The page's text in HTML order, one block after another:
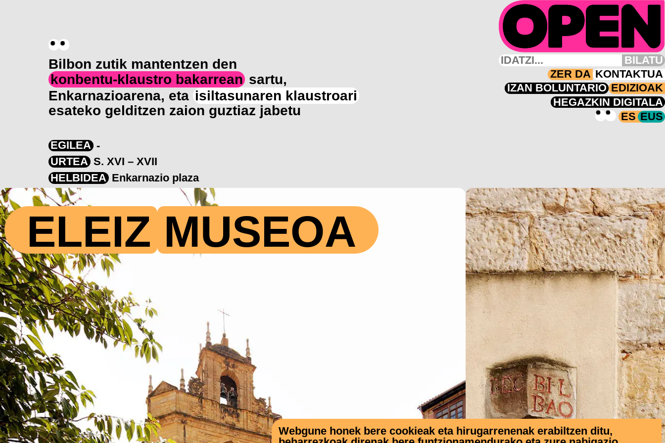
BILATU
ZER DA KONTAKTUA
IZAN BOLUNTARIO EDIZIOAK
HEGAZKIN DIGITALA
ES EUS
Bilbon zutik mantentzen den
konbentu-klaustro bakarrean sartu,
Enkarnazioarena, eta isiltasunaren klaustroari
esateko gelditzen zaion guztiaz jabetu
EGILEA-
URTEAS. XVI – XVII
HELBIDEAEnkarnazio plaza
ELEIZ MUSEOA
Webgune honek bere cookieak eta hirugarrenenak erabiltzen ditu,